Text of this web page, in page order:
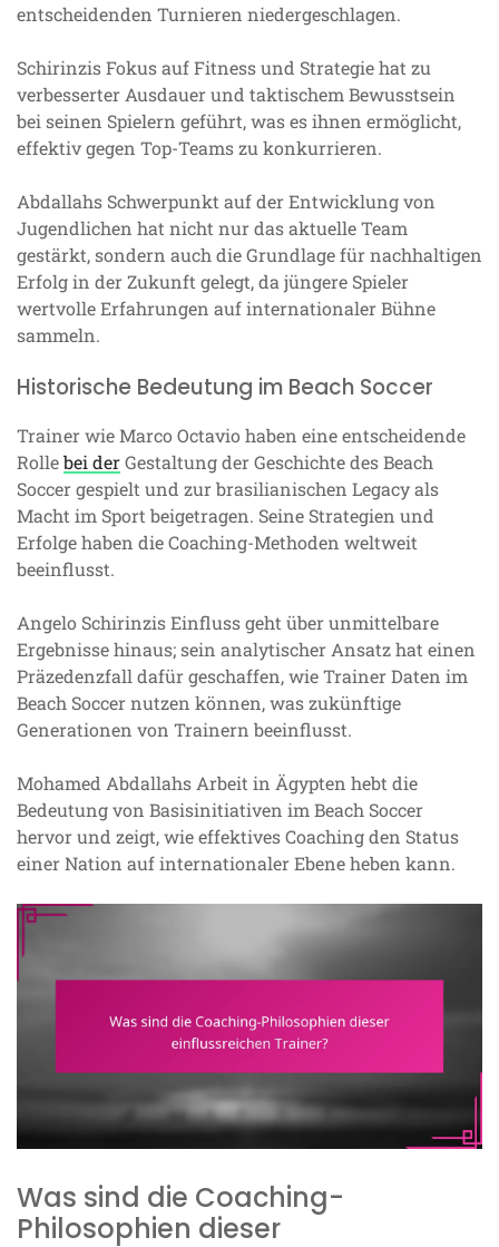
entscheidenden Turnieren niedergeschlagen.
Schirinzis Fokus auf Fitness und Strategie hat zu
verbesserter Ausdauer und taktischem Bewusstsein
bei seinen Spielern geführt, was es ihnen ermöglicht,
effektiv gegen Top-Teams zu konkurrieren.
Abdallahs Schwerpunkt auf der Entwicklung von
Jugendlichen hat nicht nur das aktuelle Team
gestärkt, sondern auch die Grundlage für nachhaltigen
Erfolg in der Zukunft gelegt, da jüngere Spieler
wertvolle Erfahrungen auf internationaler Bühne
sammeln.
Historische Bedeutung im Beach Soccer
Trainer wie Marco Octavio haben eine entscheidende
Rollebei derGestaltung der Geschichte des Beach
Soccer gespielt und zur brasilianischen Legacy als
Macht im Sport beigetragen. Seine Strategien und
Erfolge haben die Coaching-Methoden weltweit
beeinflusst.
Angelo Schirinzis Einfluss geht über unmittelbare
Ergebnisse hinaus; sein analytischer Ansatz hat einen
Präzedenzfall dafür geschaffen, wie Trainer Daten im
Beach Soccer nutzen können, was zukünftige
Generationen von Trainern beeinflusst.
Mohamed Abdallahs Arbeit in Ägypten hebt die
Bedeutung von Basisinitiativen im Beach Soccer
hervor und zeigt, wie effektives Coaching den Status
einer Nation auf internationaler Ebene heben kann.
Was sind die Coaching-
Philosophien dieser